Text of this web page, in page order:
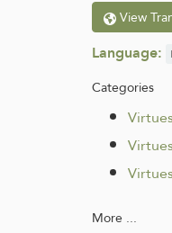
View
Language:
Categories
More ...